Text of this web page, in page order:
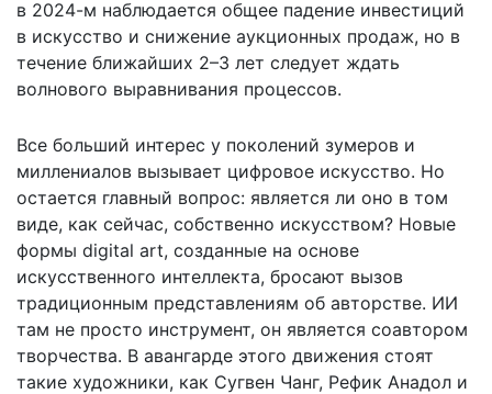
в 2024-м наблюдается общее падение инвестиций
в искусство и снижение аукционных продаж, но в
течение ближайших 2–3 лет следует ждать
волнового выравнивания процессов.
Все больший интерес у поколений зумеров и
миллениалов вызывает цифровое искусство. Но
остается главный вопрос: является ли оно в том
виде, как сейчас, собственно искусством? Новые
формы digital art, созданные на основе
искусственного интеллекта, бросают вызов
традиционным представлениям об авторстве. ИИ
там не просто инструмент, он является соавтором
творчества. В авангарде этого движения стоят
такие художники, как Сугвен Чанг, Рефик Анадол и